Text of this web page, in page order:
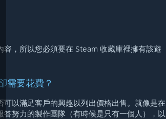
，所以您必須要在 Steam 收藏庫裡擁有該遊
需要花費？
以滿足客戶的興趣以列出價格出售。就像是在
努力的製作團隊（有時候是只有一個人），以